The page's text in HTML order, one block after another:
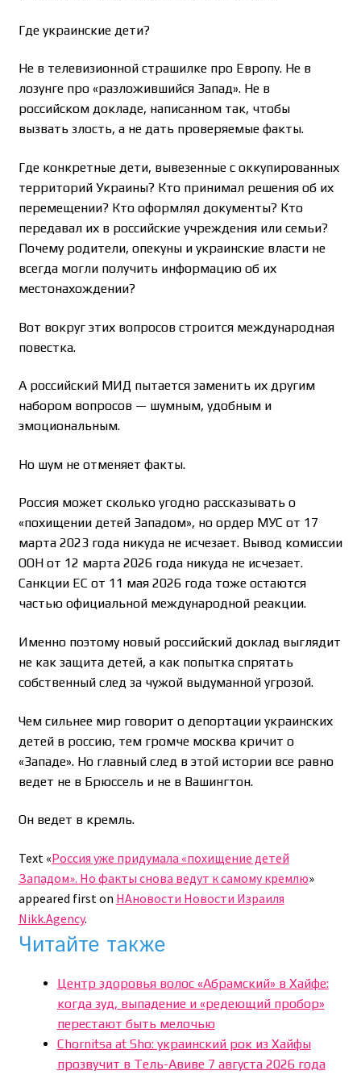
Где украинские дети?
Не в телевизионной страшилке про Европу. Не в
лозунге про «разложившийся Запад». Не в
российском докладе, написанном так, чтобы
вызвать злость, а не дать проверяемые факты.
Где конкретные дети, вывезенные с оккупированных
территорий Украины? Кто принимал решения об их
перемещении? Кто оформлял документы? Кто
передавал их в российские учреждения или семьи?
Почему родители, опекуны и украинские власти не
всегда могли получить информацию об их
местонахождении?
Вот вокруг этих вопросов строится международная
повестка.
А российский МИД пытается заменить их другим
набором вопросов — шумным, удобным и
эмоциональным.
Но шум не отменяет факты.
Россия может сколько угодно рассказывать о
«похищении детей Западом», но ордер МУС от 17
марта 2023 года никуда не исчезает. Вывод комиссии
ООН от 12 марта 2026 года никуда не исчезает.
Санкции ЕС от 11 мая 2026 года тоже остаются
частью официальной международной реакции.
Именно поэтому новый российский доклад выглядит
не как защита детей, а как попытка спрятать
собственный след за чужой выдуманной угрозой.
Чем сильнее мир говорит о депортации украинских
детей в россию, тем громче москва кричит о
«Западе». Но главный след в этой истории все равно
ведет не в Брюссель и не в Вашингтон.
Он ведет в кремль.
Text «Россия уже придумала «похищение детей
Западом». Но факты снова ведут к самому кремлю»
appeared first on НАновости Новости Израиля
Nikk.Agency.
Читайте также
Центр здоровья волос «Абрaмский» в Хайфе:
когда зуд, выпадение и «редеющий пробор»
перестают быть мелочью
Chornitsa at Sho: украинский рок из Хайфы
прозвучит в Тель-Авиве 7 августа 2026 года